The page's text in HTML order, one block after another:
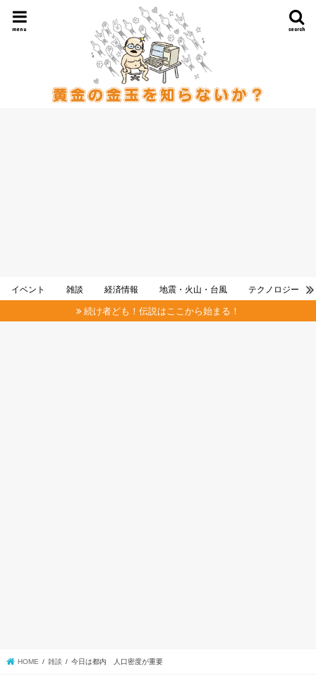
search
menu
イベント 雑談 経済情報 地震・火山・台風 テクノロジー
続け者ども！伝説はここから始まる！
HOME 雑談 今日は都内 人口密度が重要